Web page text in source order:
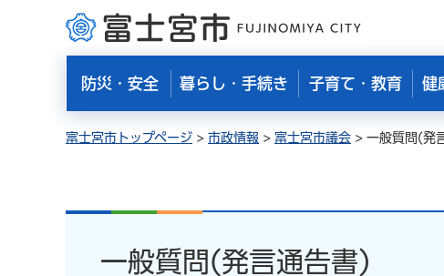
富士宮市
防災・安全 暮らし・手続き 子育て・教育 健
富士宮市トップページ > 市政情報 > 富士宮市議会 > 一般質問(発
一般質問(発言通告書)